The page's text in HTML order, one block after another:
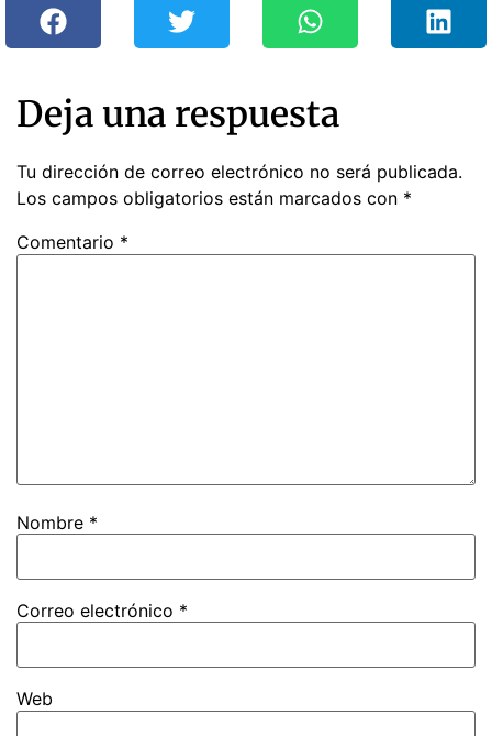
Deja una respuesta
Tu dirección de correo electrónico no será publicada.
Los campos obligatorios están marcados con *
Comentario *
Nombre *
Correo electrónico *
Web